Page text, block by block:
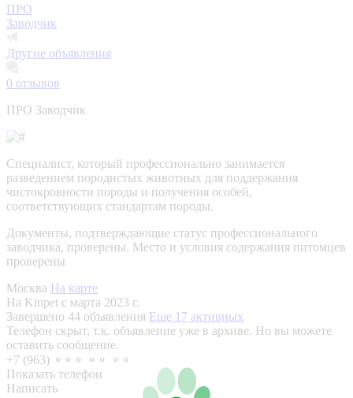
ПРО
Заводчик
Другие объявления
0 отзывов
ПРО Заводчик
Специалист, который профессионально занимается
разведением породистых животных для поддержания
чистокровности породы и получения особей,
соответствующих стандартам породы.
Документы, подтверждающие статус профессионального
заводчика, проверены. Место и условия содержания питомцев
проверены
Москва На карте
На Kinpet c марта 2023 г.
Завершено 44 объявления Еще 17 активных
Телефон скрыт, т.к. объявление уже в архиве. Но вы можете
оставить сообщение.
+7 (963) ⚬⚬⚬ ⚬⚬ ⚬⚬
Показать телефон
Написать